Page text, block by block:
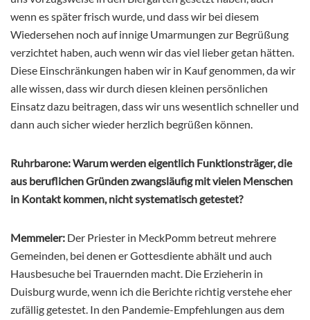
wenn es später frisch wurde, und dass wir bei diesem
Wiedersehen noch auf innige Umarmungen zur Begrüßung
verzichtet haben, auch wenn wir das viel lieber getan hätten.
Diese Einschränkungen haben wir in Kauf genommen, da wir
alle wissen, dass wir durch diesen kleinen persönlichen
Einsatz dazu beitragen, dass wir uns wesentlich schneller und
dann auch sicher wieder herzlich begrüßen können.
Ruhrbarone: Warum werden eigentlich Funktionsträger, die
aus beruflichen Gründen zwangsläufig mit vielen Menschen
in Kontakt kommen, nicht systematisch getestet?
Memmeler: Der Priester in MeckPomm betreut mehrere
Gemeinden, bei denen er Gottesdiente abhält und auch
Hausbesuche bei Trauernden macht. Die Erzieherin in
Duisburg wurde, wenn ich die Berichte richtig verstehe eher
zufällig getestet. In den Pandemie-Empfehlungen aus dem